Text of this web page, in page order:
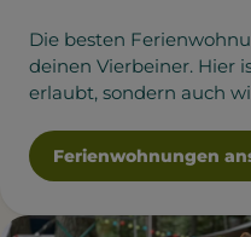
Die besten
deinen Vierbeiner. Hier
erlaubt, sondern auch
Ferienwohnungen